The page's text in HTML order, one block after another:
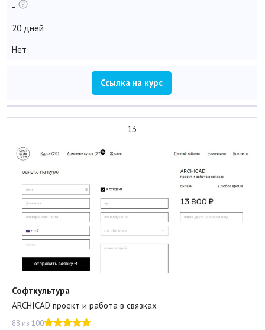
-
20 дней
Нет
Ссылка на курс
13
Софткультура
ARCHICAD проект и работа в связках
88 из 100